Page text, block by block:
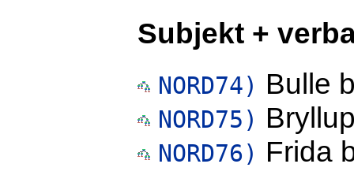
Subjekt +
NORD74) Bulle
NORD75)
NORD76) Frida